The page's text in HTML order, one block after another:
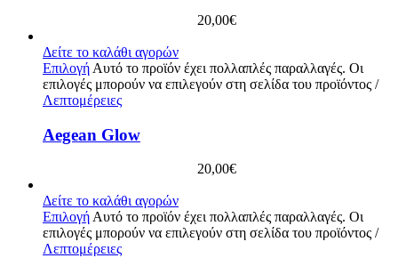
20,00€
Δείτε το καλάθι αγορών
Επιλογή Αυτό το προϊόν έχει πολλαπλές παραλλαγές. Οι
επιλογές μπορούν να επιλεγούν στη σελίδα του προϊόντος /
Λεπτομέρειες
Aegean Glow
20,00€
Δείτε το καλάθι αγορών
Επιλογή Αυτό το προϊόν έχει πολλαπλές παραλλαγές. Οι
επιλογές μπορούν να επιλεγούν στη σελίδα του προϊόντος /
Λεπτομέρειες